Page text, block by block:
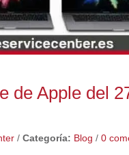
de Apple del
/ Categoría: Blog / 0